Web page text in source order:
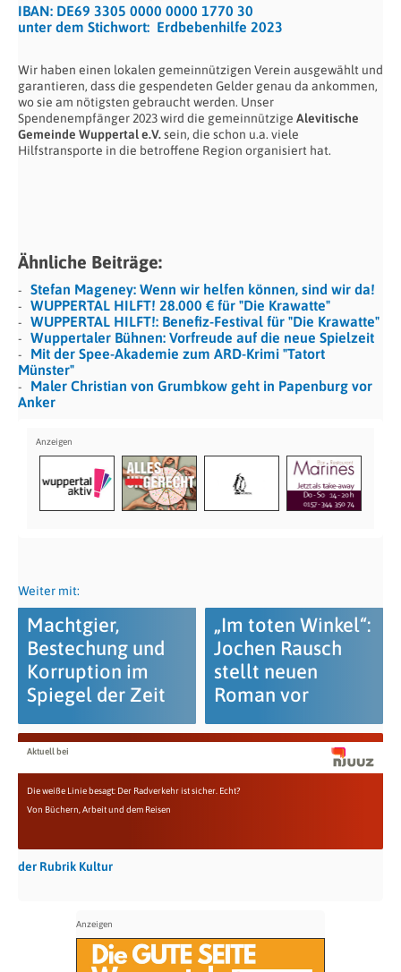
IBAN: DE69 3305 0000 0000 1770 30
unter dem Stichwort: Erdbebenhilfe 2023
Wir haben einen lokalen gemeinnützigen Verein ausgewählt und
garantieren, dass die gespendeten Gelder genau da ankommen,
wo sie am nötigsten gebraucht werden. Unser
Spendenempfänger 2023 wird die gemeinnützige Alevitische
Gemeinde Wuppertal e.V.sein, die schon u.a. viele
Hilfstransporte in die betroffene Region organisiert hat.
Ähnliche Beiträge:
Stefan Mageney: Wenn wir helfen können, sind wir da!
WUPPERTAL HILFT! 28.000 € für "Die Krawatte"
WUPPERTAL HILFT!: Benefiz-Festival für "Die Krawatte"
Wuppertaler Bühnen: Vorfreude auf die neue Spielzeit
Mit der Spee-Akademie zum ARD-Krimi "Tatort
Münster"
Maler Christian von Grumbkow geht in Papenburg vor
Anker
Weiter mit:
Machtgier,
Bestechung und
Korruption im
Spiegel der Zeit
„Im toten Winkel“:
Jochen Rausch
stellt neuen
Roman vor
Aktuell bei
Die weiße Linie besagt: Der Radverkehr ist sicher. Echt?
Von Büchern, Arbeit und dem Reisen
der Rubrik Kultur